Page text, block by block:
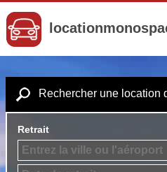
Rechercher une location
Retrait